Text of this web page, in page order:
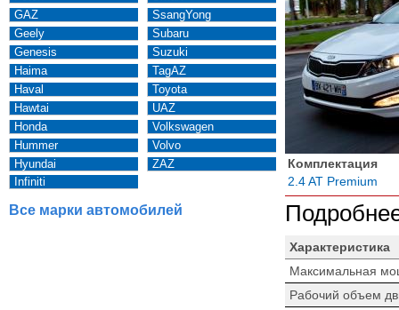
GAZ
Geely
Genesis
Haima
Haval
Hawtai
Honda
Hummer
Hyundai
Infiniti
SsangYong
Subaru
Suzuki
TagAZ
Toyota
UAZ
Volkswagen
Volvo
ZAZ
Все марки автомобилей
Комплектация
2.4 AT Premium
Характеристика
Максимальная
Рабочий объем